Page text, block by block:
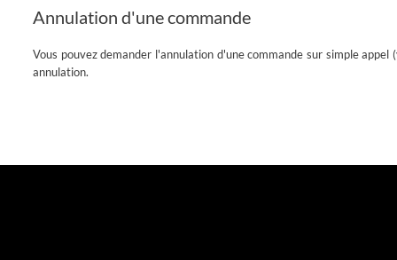
Annulation d'une commande
Vous pouvez demander l'annulation d'une commande sur simple
annulation.